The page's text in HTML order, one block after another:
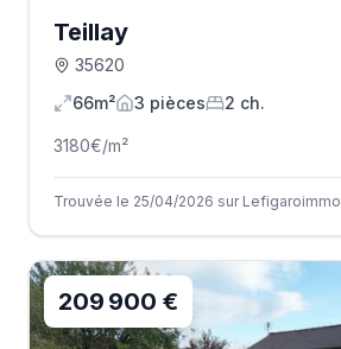
Teillay
35620
66m²
3 pièces 2 ch.
3180€/m²
Trouvée le 25/04/2026 sur Lefigaroimmo
209 900 €